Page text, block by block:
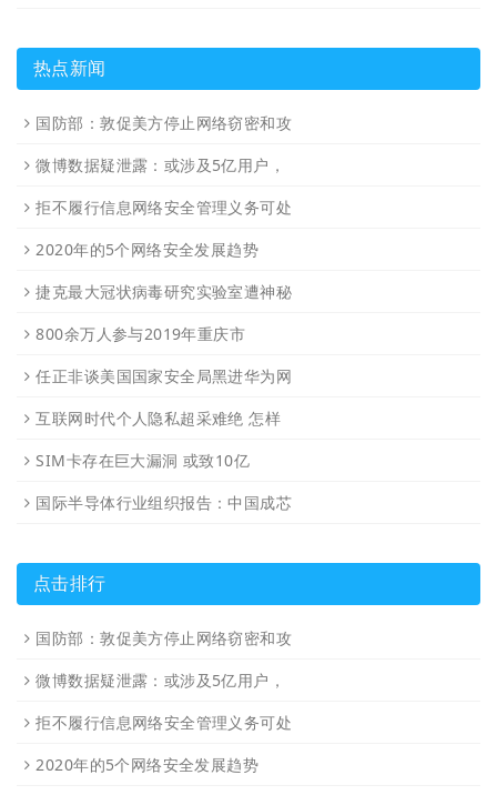
热点新闻
国防部：敦促美方停止网络窃密和攻
微博数据疑泄露：或涉及5亿用户，
拒不履行信息网络安全管理义务可处
2020年的5个网络安全发展趋势
捷克最大冠状病毒研究实验室遭神秘
800余万人参与2019年重庆市
任正非谈美国国家安全局黑进华为网
互联网时代个人隐私超采难绝 怎样
SIM卡存在巨大漏洞 或致10亿
国际半导体行业组织报告：中国成芯
点击排行
国防部：敦促美方停止网络窃密和攻
微博数据疑泄露：或涉及5亿用户，
拒不履行信息网络安全管理义务可处
2020年的5个网络安全发展趋势